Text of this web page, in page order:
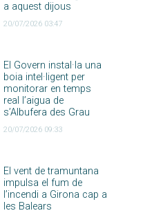
a aquest dijous
20/07/2026 03:47
El Govern instal·la una
boia intel·ligent per
monitorar en temps
real l’aigua de
s’Albufera des Grau
20/07/2026 09:33
El vent de tramuntana
impulsa el fum de
l’incendi a Girona cap a
les Balears